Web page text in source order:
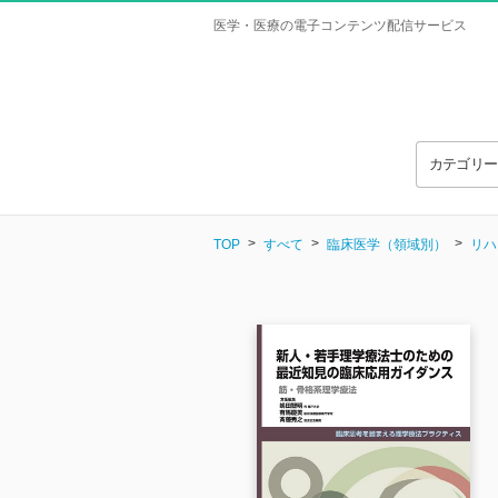
医学・医療の電子コンテンツ配信サービス
カテゴリ
TOP すべて 臨床医学（領域別） リ